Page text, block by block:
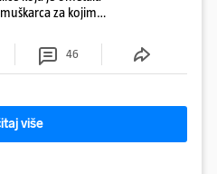
za kojim
redar
46
više